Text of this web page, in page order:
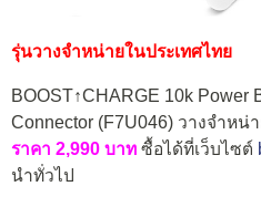
รุ่นวางจำหน่ายในประเทศไทย
BOOST↑CHARGE 10k Power
Connector (F7U046) วางจำหน่
ราคา 2,990 บาท ซื้อได้ที่เว็บไซต์
นำทั่วไป